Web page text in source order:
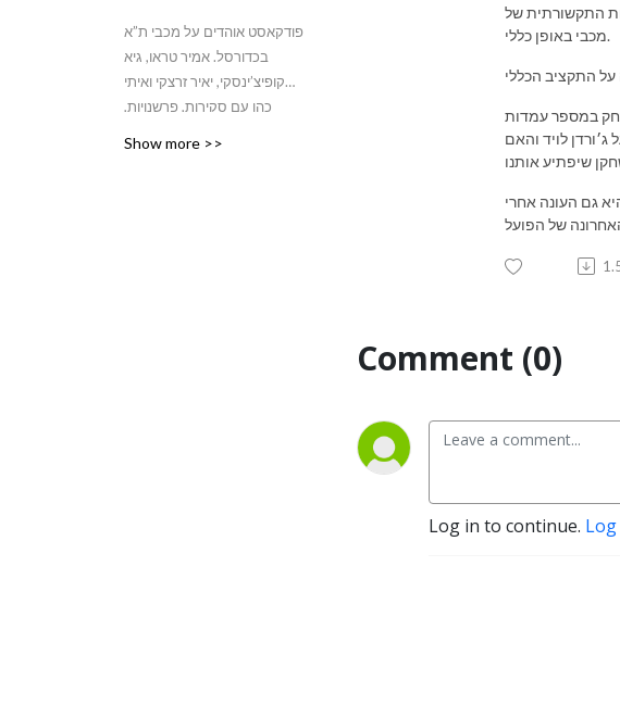
פודקאסט אוהדים על מכבי ת”א
בכדורסל. אמיר טראו, גיא
קופיצ’ינסקי, יאיר זרצקי ואיתי
כהן עם סקירות, פרשנויות,
Show more >>
התקשורתית של
מכבי באופן כללי.
במספר עמדות
לויד והאם
גם העונה אחרי
Comment (0)
Log in to continue.